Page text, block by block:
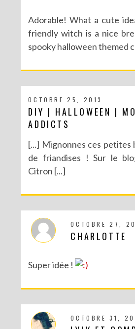
Adorable! What a cute
friendly witch is a nice
spooky halloween themed
OCTOBRE 25, 2013
DIY | HALLOWEEN |
ADDICTS
[...] Mignonnes ces petites
de friandises ! Sur le
Citron [...]
OCTOBRE 27,
CHARLOTTE
Super idée !
OCTOBRE 31,